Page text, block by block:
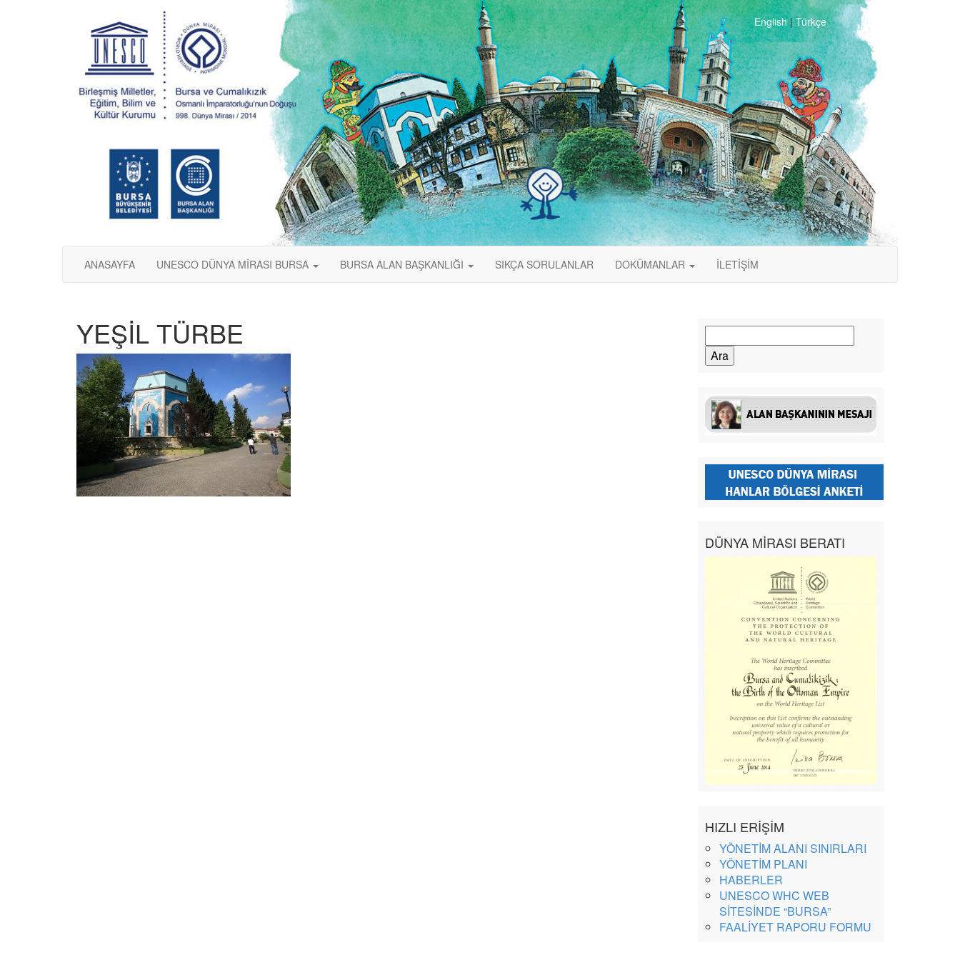
English|Türkçe
ANASAYFA UNESCO DÜNYA MİRASI BURSA BURSA ALAN BAŞKANLIĞI SIKÇA SORULANLAR DOKÜMANLAR İLETİŞİM
YEŞİL TÜRBE
DÜNYA MİRASI BERATI
HIZLI ERİŞİM
YÖNETİM ALANI SINIRLARI
YÖNETİM PLANI
HABERLER
UNESCO WHC WEB
SİTESİNDE “BURSA”
FAALİYET RAPORU FORMU